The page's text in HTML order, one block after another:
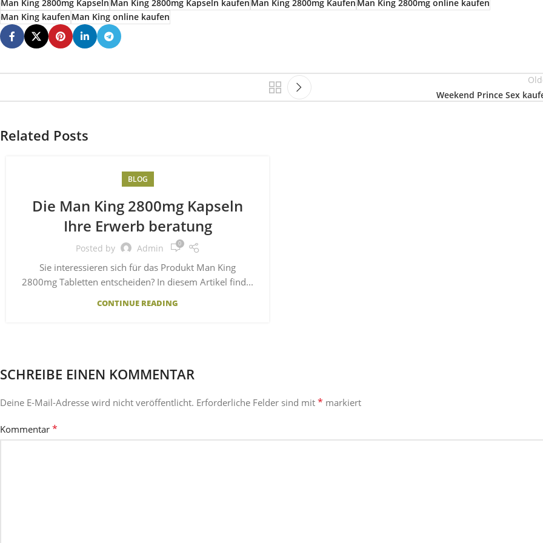
Man King 2800mg KapselnMan King 2800mg Kapseln kaufenMan King 2800mg KaufenMan King 2800mg online kaufen
Man King kaufenMan King online kaufen
Weekend Prince Sex
Related Posts
BLOG
Die Man King 2800mg Kapseln
Ihre Erwerb beratung
Posted by Admin 0
Sie interessieren sich für das Produkt Man King
2800mg Tabletten entscheiden? In diesem Artikel find...
CONTINUE READING
SCHREIBE EINEN KOMMENTAR
Deine E-Mail-Adresse wird nicht veröffentlicht. Erforderliche Felder sind mit * markiert
Kommentar *